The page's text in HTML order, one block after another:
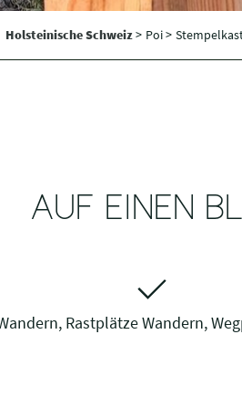
Holsteinische Schweiz> Poi >
AUF EINEN
Rastplätze Wandern,